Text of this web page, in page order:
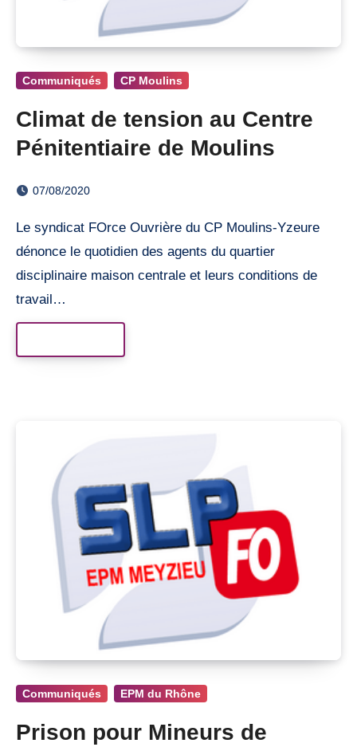
Communiqués CP Moulins
Climat de tension au Centre
Pénitentiaire de Moulins
07/08/2020
Le syndicat FOrce Ouvrière du CP Moulins-Yzeure
dénonce le quotidien des agents du quartier
disciplinaire maison centrale et leurs conditions de
travail…
Communiqués EPM du Rhône
Prison pour Mineurs de